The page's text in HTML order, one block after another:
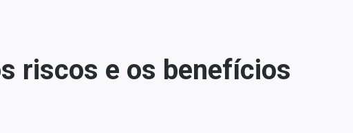
riscos e os benefícios